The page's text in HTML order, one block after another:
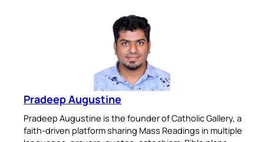
Pradeep Augustine
Pradeep Augustine is the founder of Catholic Gallery, a
faith-driven platform sharing Mass Readings in multiple